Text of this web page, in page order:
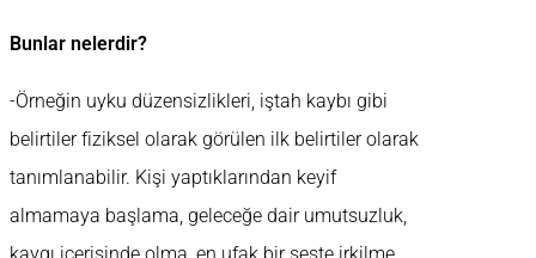
Bunlar nelerdir?
-Örneğin uyku düzensizlikleri, iştah kaybı gibi
belirtiler fiziksel olarak görülen ilk belirtiler olarak
tanımlanabilir. Kişi yaptıklarından keyif
almamaya başlama, geleceğe dair umutsuzluk,